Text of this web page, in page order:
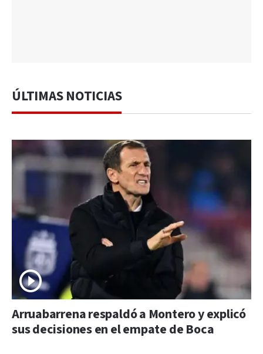
ÚLTIMAS NOTICIAS
Arruabarrena respaldó a Montero y explicó
sus decisiones en el empate de Boca